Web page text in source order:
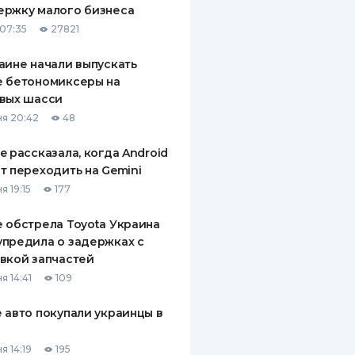
ПО
ПОЛИСЫ
КОМПАНИИ
малого бизнеса
27821
начали выпускать
бетономиксеры на
шасси
20:42 48
рассказала, когда Android
переходить на Gemini
19:15 177
обстрела Toyota Украина
о задержках с
запчастей
14:41 109
авто покупали украинцы в
14:19 195